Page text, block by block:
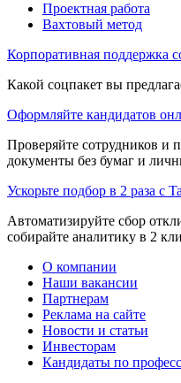
Проектная работа
Вахтовый метод
Корпоративная поддержка
Какой соцпакет вы
Оформляйте кандидатов
Проверяйте сотрудников и
документы без бумаг и
Ускорьте подбор в 2 раза с
Автоматизируйте сбор
собирайте аналитику в 2
О компании
Наши вакансии
Партнерам
Реклама на сайте
Новости и статьи
Инвесторам
Кандидаты по